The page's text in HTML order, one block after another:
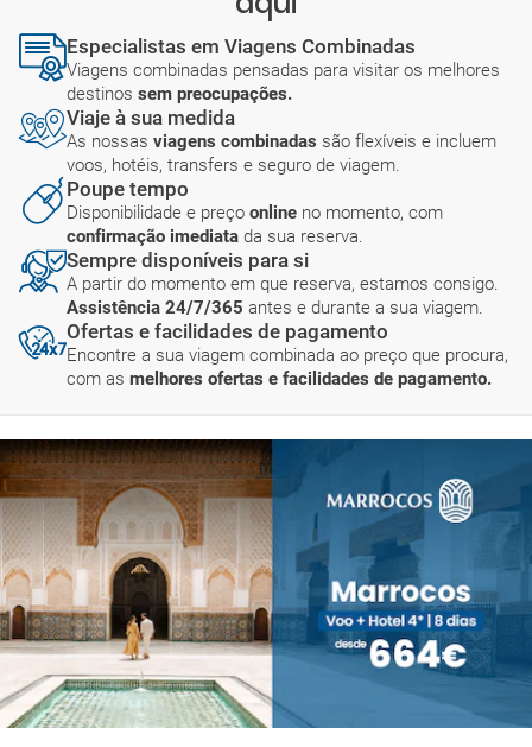
Especialistas em Viagens Combinadas
Viagens combinadas pensadas para visitar os melhores
destinos sem preocupações.
Viaje à sua medida
As nossas viagens combinadas são flexíveis e incluem
voos, hotéis, transfers e seguro de viagem.
Poupe tempo
Disponibilidade e preço online no momento, com
confirmação imediata da sua reserva.
Sempre disponíveis para si
A partir do momento em que reserva, estamos consigo.
Assistência 24/7/365 antes e durante a sua viagem.
Ofertas e facilidades de pagamento
Encontre a sua viagem combinada ao preço que procura,
com as melhores ofertas e facilidades de pagamento.